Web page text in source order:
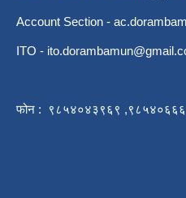
Account Section -
ITO -
फोन : ९८५४०४३९६९